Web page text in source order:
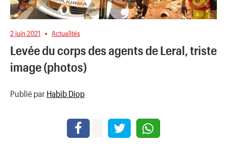
2 juin 2021 Actualités
Levée du corps des agents de Leral, triste
image (photos)
Publié par Habib Diop